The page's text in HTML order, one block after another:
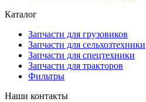
Каталог
Запчасти для грузовиков
Запчасти для сельхозтехники
Запчасти для спецтехники
Запчасти для тракторов
Фильтры
Наши контакты